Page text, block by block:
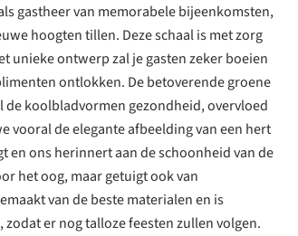
gastheer van memorabele bijeenkomsten,
hoogten tillen. Deze schaal is met zorg
unieke ontwerp zal je gasten zeker boeien
ontlokken. De betoverende groene
koolbladvormen gezondheid, overvloed
vooral de elegante afbeelding van een hert
en ons herinnert aan de schoonheid van de
het oog, maar getuigt ook van
van de beste materialen en is
er nog talloze feesten zullen volgen.